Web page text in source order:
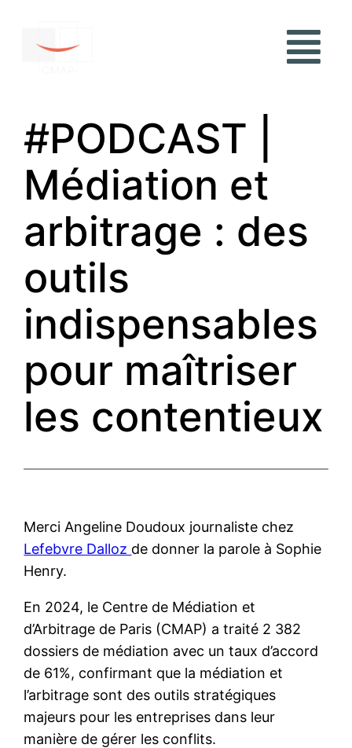
#PODCAST |
Médiation et
arbitrage : des
outils
indispensables
pour maîtriser
les contentieux
Merci Angeline Doudoux journaliste chez
Lefebvre Dalloz de donner la parole à Sophie
Henry.
En 2024, le Centre de Médiation et
d’Arbitrage de Paris (CMAP) a traité 2 382
dossiers de médiation avec un taux d’accord
de 61%, confirmant que la médiation et
l’arbitrage sont des outils stratégiques
majeurs pour les entreprises dans leur
manière de gérer les conflits.